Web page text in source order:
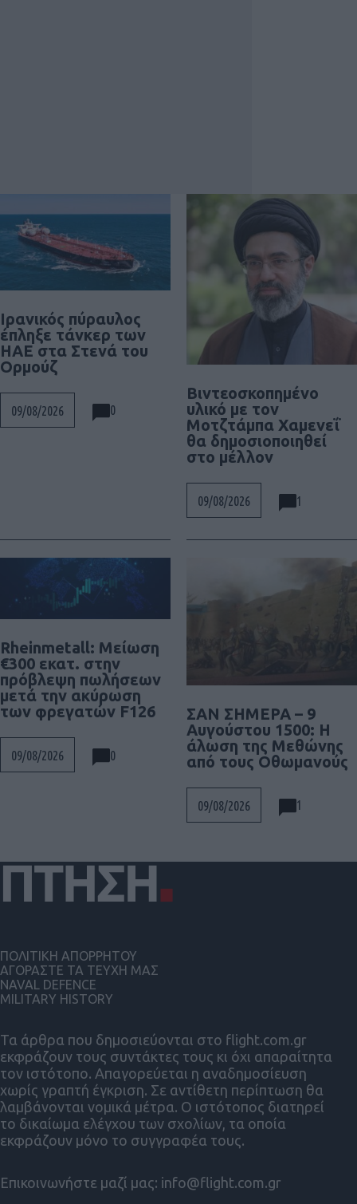
Ιρανικός πύραυλος
έπληξε τάνκερ των
ΗΑΕ στα Στενά του
Ορμούζ
09/08/2026 0
Βιντεοσκοπημένο
υλικό με τον
Μοτζτάμπα Χαμενεΐ
θα δημοσιοποιηθεί
στο μέλλον
09/08/2026 1
Rheinmetall: Μείωση
€300 εκατ. στην
πρόβλεψη πωλήσεων
μετά την ακύρωση
των φρεγατών F126
09/08/2026 0
ΣΑΝ ΣΗΜΕΡΑ – 9
Αυγούστου 1500: Η
άλωση της Μεθώνης
από τους Οθωμανούς
09/08/2026 1
Τα άρθρα που δημοσιεύονται στο flight.com.gr
εκφράζουν τους συντάκτες τους κι όχι απαραίτητα
τον ιστότοπο. Απαγορεύεται η αναδημοσίευση
χωρίς γραπτή έγκριση. Σε αντίθετη περίπτωση θα
λαμβάνονται νομικά μέτρα. Ο ιστότοπος διατηρεί
το δικαίωμα ελέγχου των σχολίων, τα οποία
εκφράζουν μόνο το συγγραφέα τους.
Επικοινωνήστε μαζί μας: info@flight.com.gr
ΠΟΛΙΤΙΚΗ ΑΠΟΡΡΗΤΟΥ
ΑΓΟΡΑΣΤΕ ΤΑ ΤΕΥΧΗ ΜΑΣ
NAVAL DEFENCE
MILITARY HISTORY